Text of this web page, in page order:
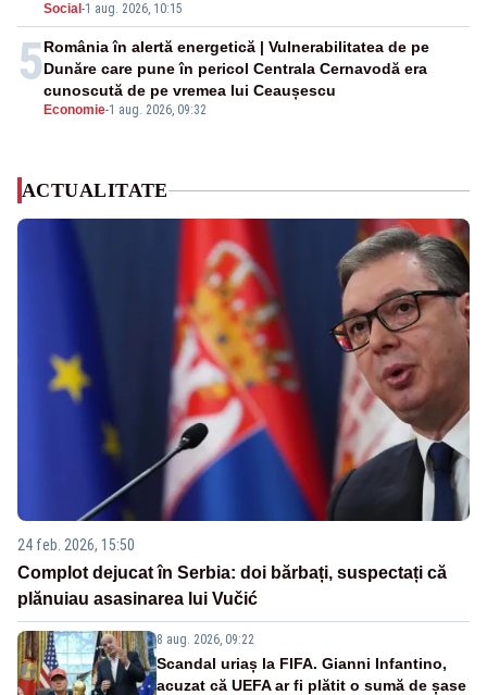
Social -1 aug. 2026, 10:15
5
Economie-1 aug. 2026, 09:32
România în alertă energetică | Vulnerabilitatea de pe
Dunăre care pune în pericol Centrala Cernavodă era
cunoscută de pe vremea lui Ceaușescu
ACTUALITATE
24 feb. 2026, 15:50
Complot dejucat în Serbia: doi bărbați, suspectați că
plănuiau asasinarea lui Vučić
8 aug. 2026, 09:22
Scandal uriaș la FIFA. Gianni Infantino,
acuzat că UEFA ar fi plătit o sumă de șase